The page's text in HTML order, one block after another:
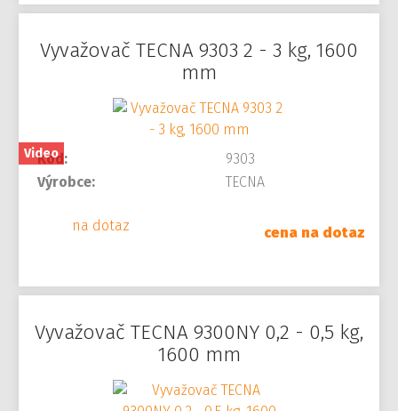
Vyvažovač TECNA 9303 2 - 3 kg, 1600
mm
Video
Kód:
9303
Výrobce:
TECNA
na dotaz cena na dotaz
Vyvažovač TECNA 9300NY 0,2 - 0,5 kg,
1600 mm